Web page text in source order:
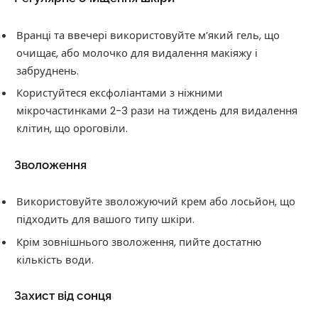
Вранці та ввечері використовуйте м’який гель, що
очищає, або молочко для видалення макіяжу і
забруднень.
Користуйтеся ексфоліантами з ніжними
мікрочастинками 2-3 рази на тиждень для видалення
клітин, що ороговіли.
Зволоження
Використовуйте зволожуючий крем або лосьйон, що
підходить для вашого типу шкіри.
Крім зовнішнього зволоження, пийте достатню
кількість води.
Захист від сонця